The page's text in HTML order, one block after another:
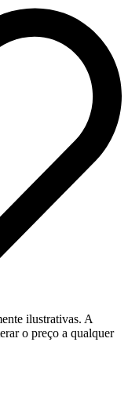
ilustrativas. A
o preço a qualquer